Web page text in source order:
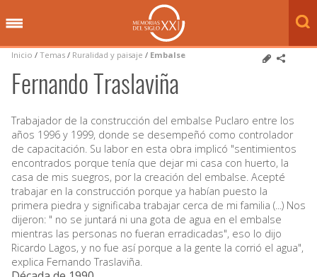
Inicio / Temas / Ruralidad y paisaje / Embalse
Fernando Traslaviña
Trabajador de la construcción del embalse Puclaro entre los
años 1996 y 1999, donde se desempeñó como controlador
de capacitación. Su labor en esta obra implicó "sentimientos
encontrados porque tenía que dejar mi casa con huerto, la
casa de mis suegros, por la creación del embalse. Acepté
trabajar en la construcción porque ya habían puesto la
primera piedra y significaba trabajar cerca de mi familia (...) Nos
dijeron: " no se juntará ni una gota de agua en el embalse
mientras las personas no fueran erradicadas", eso lo dijo
Ricardo Lagos, y no fue así porque a la gente la corrió el agua",
explica Fernando Traslaviña.